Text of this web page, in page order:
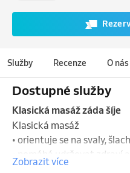
Služby Recenze O nás
Dostupné služby
Klasická masáž záda šíje
Klasická masáž
• orientuje se na svaly,
• pomáhá udržovat zdraví
• uvolňuje napjaté svalstvo
Zobrazit více